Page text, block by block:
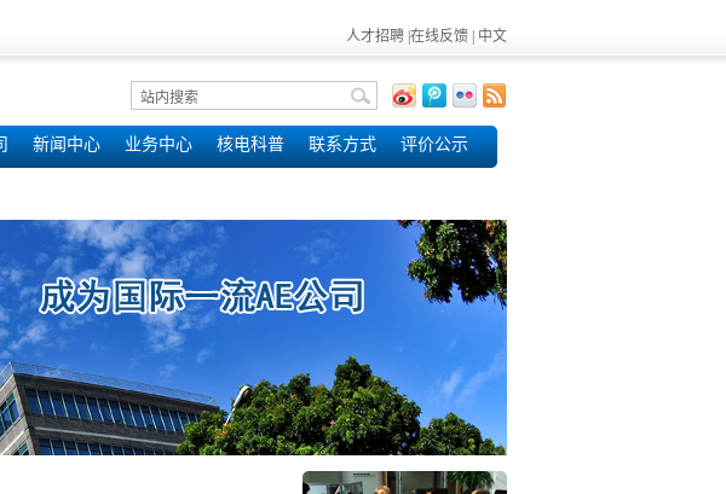
人才招聘 在线反馈 中文
新闻中心 业务中心 核电科普 联系方式 评价公示